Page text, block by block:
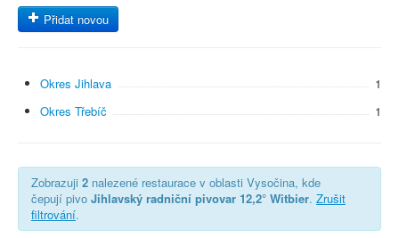
Přidat novou
Okres Jihlava
1
Okres Třebíč
1
Zobrazuji 2 nalezené restaurace v oblasti Vysočina, kde
čepují pivo Jihlavský radniční pivovar 12,2° Witbier. Zrušit
filtrování.